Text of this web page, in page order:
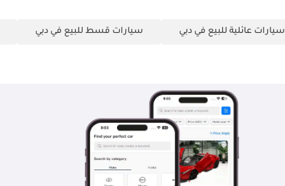
سيارات عائلية للبيع في دبي سيارات قسط للبيع في دبي